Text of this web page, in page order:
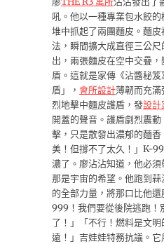
吼。他以一種專業包水餃
堆中抓起了兩團麵皮。麵
法，瞬間擴大成直徑三公
出，兩張麵皮在空中交疊
盾。這就是家傳《沾醬秘
盾」， 會所設計薄韌而充
烈地擊中麵皮護盾，發設計
開蓋的聲音。護盾劇烈震
擊，只是散發出濃郁的麵
美！但撐不了太久！」K-
濃了。廖沾沾知道，他必須
那是宇宙的希望。他跑到
的全部力量，將那口比他
999！我們要從後院逃跑！
了！」「不行！燃料是文
遠！」吉娃娃特務抗議。